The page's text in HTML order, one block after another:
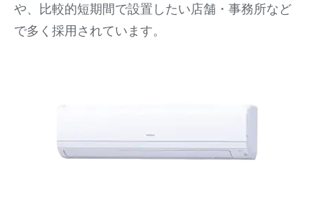
や、比較的短期間で設置したい店舗・事務所など
で多く採用されています。